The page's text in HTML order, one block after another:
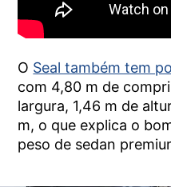
O Seal também tem
com 4,80 m de
largura, 1,46 m de
m, o que explica o
peso de sedan